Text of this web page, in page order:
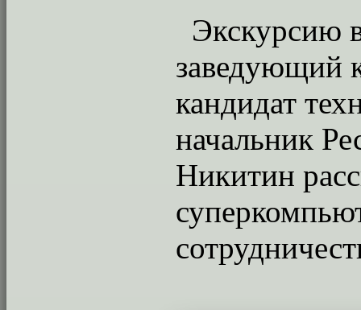
Экскурсию
заведующий
кандидат
начальник
Никитин